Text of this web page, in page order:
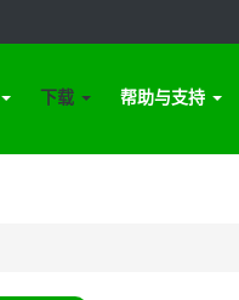
下载 帮助与支持